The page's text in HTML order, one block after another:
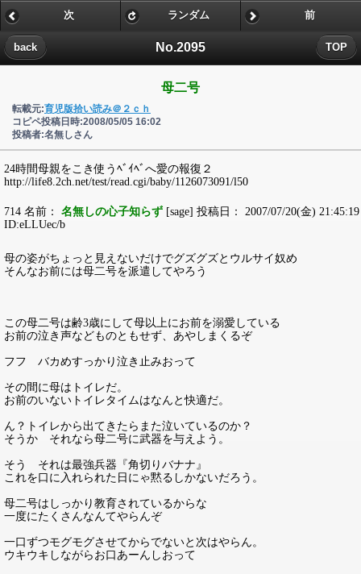
No.2095
back TOP
次 ランダム 前
母二号
転載元:育児版拾い読み＠２ｃｈ
コピペ投稿日時:2008/05/05 16:02
投稿者:名無しさん
24時間母親をこき使うﾍﾞｲﾍﾞへ愛の報復２
http://life8.2ch.net/test/read.cgi/baby/1126073091/l50
714 名前： 名無しの心子知らず [sage] 投稿日： 2007/07/20(金) 21:45:19
ID:eLLUec/b
母の姿がちょっと見えないだけでグズグズとウルサイ奴め
そんなお前には母二号を派遣してやろう
この母二号は齢3歳にして母以上にお前を溺愛している
お前の泣き声などものともせず、あやしまくるぞ
フフ バカめすっかり泣き止みおって
その間に母はトイレだ。
お前のいないトイレタイムはなんと快適だ。
ん？トイレから出てきたらまた泣いているのか？
そうか それなら母二号に武器を与えよう。
そう それは最強兵器『角切りバナナ』
これを口に入れられた日にゃ黙るしかないだろう。
母二号はしっかり教育されているからな
一度にたくさんなんてやらんぞ
一口ずつモグモグさせてからでないと次はやらん。
ウキウキしながらお口あーんしおって